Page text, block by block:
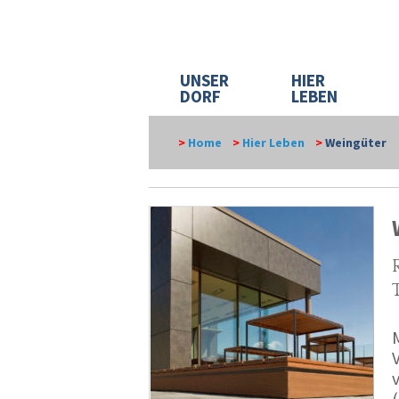
UNSER
DORF
HIER
LEBEN
> Home > Hier Leben >Weingüter